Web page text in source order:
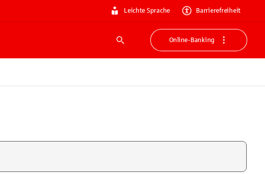
Leichte Sprache Barrierefreiheit
Suche
Online-Banking